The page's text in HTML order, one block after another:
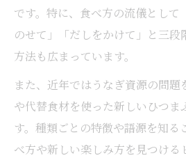
です。特に、食べ方の流儀として
のせて」「だしをかけて」と三段
方法も広まっています。
また、近年ではうなぎ資源の問
や代替食材を使った新しいひつま
す。種類ごとの特徴や語源を知る
べ方や新しい楽しみ方を見つける